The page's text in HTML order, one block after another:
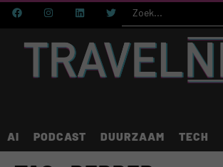
AI PODCAST DUURZAAM TECH